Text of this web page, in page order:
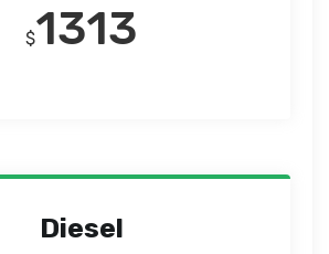
$1313
Diesel